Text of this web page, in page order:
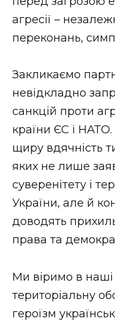
агресії –
переконань,
Закликаємо
невідкладно
санкцій проти
країни ЄС і
щиру вдячність
яких не лише
суверенітету і
України, але й
доводять
права та
Ми віримо в наші
територіальну
героїзм